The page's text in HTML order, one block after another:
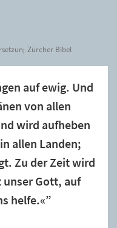
Zürcher Bibel
auf ewig. Und
von allen
wird aufheben
allen Landen;
Zu der Zeit wird
unser Gott, auf
helfe.«”